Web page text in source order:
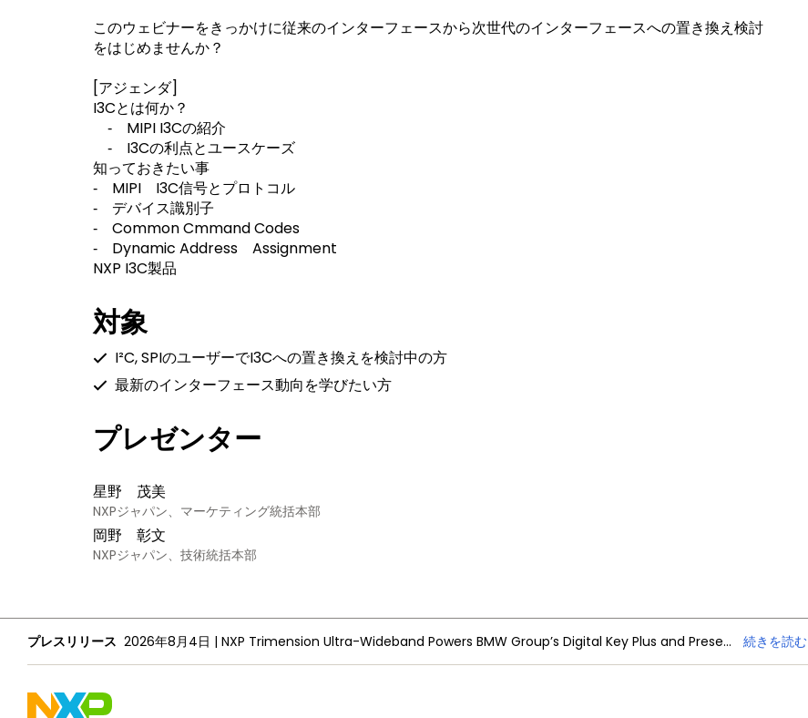
このウェビナーをきっかけに従来のインターフェースから次世代のインターフェースへの置き換え検討
をはじめませんか？
[アジェンダ]
I3Cとは何か？
‐ MIPI I3Cの紹介
‐ I3Cの利点とユースケーズ
知っておきたい事
‐ MIPI I3C信号とプロトコル
‐ デバイス識別子
‐ Common Cmmand Codes
‐ Dynamic Address Assignment
NXP I3C製品
対象
I²C, SPIのユーザーでI3Cへの置き換えを検討中の方
最新のインターフェース動向を学びたい方
プレゼンター
星野 茂美
NXPジャパン、マーケティング統括本部
岡野 彰文
NXPジャパン、技術統括本部
プレスリリース 2026年8月4日 | NXP Trimension Ultra-Wideband Powers BMW Group’s Digital Key Plus and Presence Detection 続きを読む